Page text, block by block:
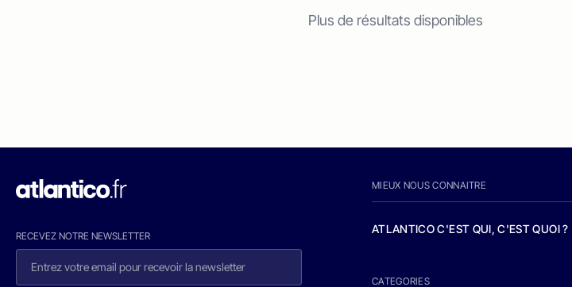
Plus de résultats disponibles
RECEVEZ NOTRE NEWSLETTER
MIEUX NOUS CONNAITRE
ATLANTICO C'EST QUI, C'EST QUOI ?
CATEGORIES